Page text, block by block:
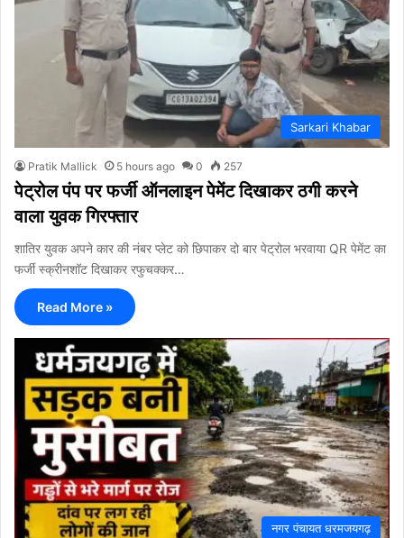
Sarkari Khabar
Pratik Mallick 5 hours ago 0 257
पेट्रोल पंप पर फर्जी ऑनलाइन पेमेंट दिखाकर ठगी करने
वाला युवक गिरफ्तार
शातिर युवक अपने कार की नंबर प्लेट को छिपाकर दो बार पेट्रोल भरवाया QR पेमेंट का
फर्जी स्क्रीनशॉट दिखाकर रफुचक्कर…
Read More »
नगर पंचायत धरमजयगढ़